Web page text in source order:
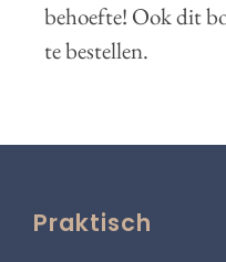
behoefte! Ook dit
te bestellen.
Praktisch